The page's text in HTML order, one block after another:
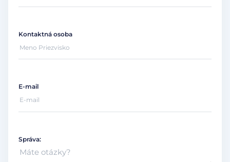
Kontaktná osoba
E-mail
Správa: